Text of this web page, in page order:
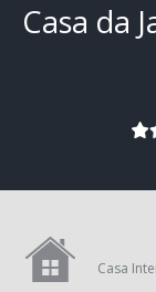
Casa da
Casa